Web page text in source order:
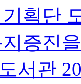
획단
증진
서관